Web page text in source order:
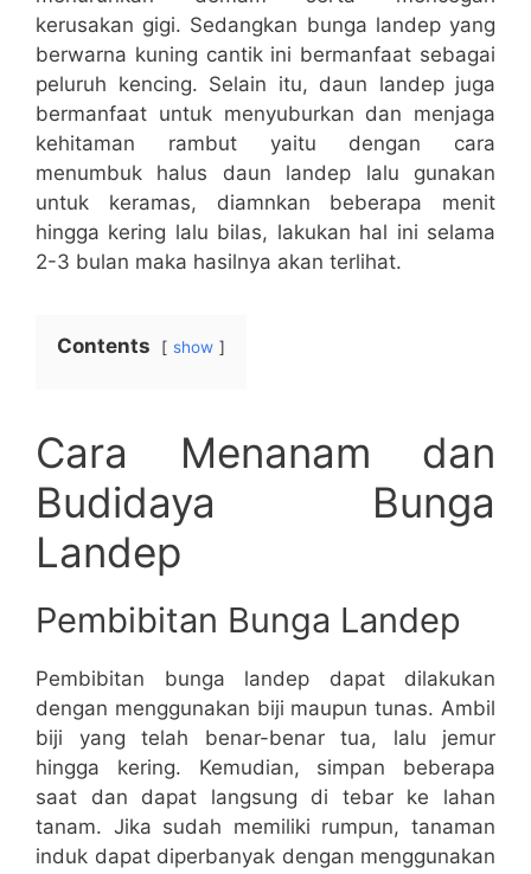
kerusakan gigi. Sedangkan bunga landep yang
berwarna kuning cantik ini bermanfaat sebagai
peluruh kencing. Selain itu, daun landep juga
bermanfaat untuk menyuburkan dan menjaga
kehitaman rambut yaitu dengan cara
menumbuk halus daun landep lalu gunakan
untuk keramas, diamnkan beberapa menit
hingga kering lalu bilas, lakukan hal ini selama
2-3 bulan maka hasilnya akan terlihat.
Contents show
Cara Menanam dan
Budidaya Bunga
Landep
Pembibitan Bunga Landep
Pembibitan bunga landep dapat dilakukan
dengan menggunakan biji maupun tunas. Ambil
biji yang telah benar-benar tua, lalu jemur
hingga kering. Kemudian, simpan beberapa
saat dan dapat langsung di tebar ke lahan
tanam. Jika sudah memiliki rumpun, tanaman
induk dapat diperbanyak dengan menggunakan